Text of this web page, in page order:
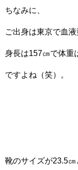
ちなみに、
ご出身は東京で血液
身長は157㎝で体重
ですよね（笑）。
靴のサイズが23.5㎝